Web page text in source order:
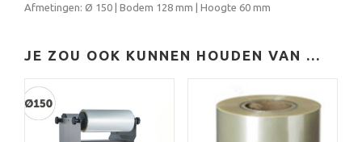
Afmetingen: Ø 150 | Bodem 128 mm | Hoogte 60 mm
JE ZOU OOK KUNNEN HOUDEN VAN …